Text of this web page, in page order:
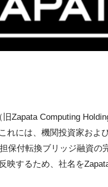
Zapata Computing
れには、機関投資家およ
保付転換ブリッジ融資
映するため、社名を